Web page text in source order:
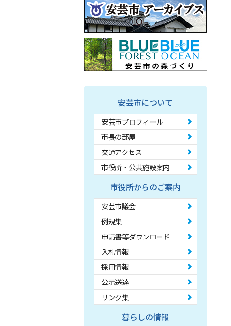
安芸市について
安芸市プロフィール
市長の部屋
交通アクセス
市役所・公共施設案内
市役所からのご案内
安芸市議会
例規集
申請書等ダウンロード
入札情報
採用情報
公示送達
リンク集
暮らしの情報